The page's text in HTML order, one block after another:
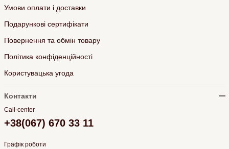
Умови оплати і доставки
Подарункові сертифікати
Повернення та обмін товару
Політика конфіденційності
Користувацька угода
Контакти
Call-center
+38(067) 670 33 11
Графік роботи